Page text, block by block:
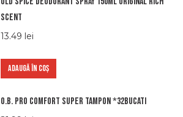
scent
13.49 lei
ADAUGĂ ÎN COȘ
O.b. pro comfort super tampon *32bucati